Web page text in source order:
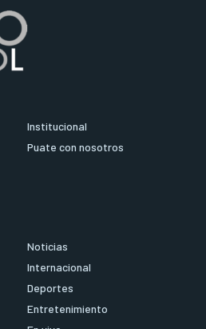
Institucional
Puate con nosotros
Noticias
Internacional
Deportes
Entretenimiento